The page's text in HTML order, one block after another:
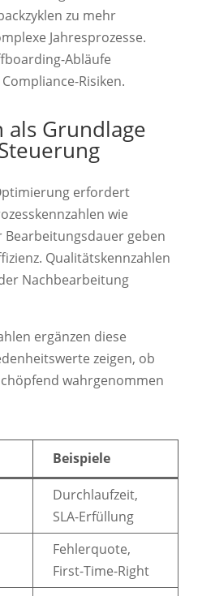
zu mehr
Jahresprozesse.
Abläufe
Risiken.
als Grundlage
erfordert
wie
geben
Qualitätskennzahlen
Nachbearbeitung
ergänzen diese
zeigen, ob
wahrgenommen
Beispiele
Durchlaufzeit,
SLA-Erfüllung
Fehlerquote,
First-Time-Right